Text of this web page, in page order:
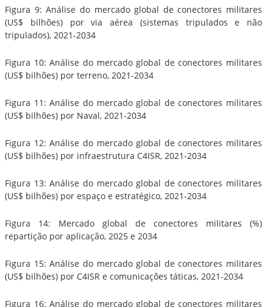
Figura 9: Análise do mercado global de conectores militares
(US$ bilhões) por via aérea (sistemas tripulados e não
tripulados), 2021-2034
Figura 10: Análise do mercado global de conectores militares
(US$ bilhões) por terreno, 2021-2034
Figura 11: Análise do mercado global de conectores militares
(US$ bilhões) por Naval, 2021-2034
Figura 12: Análise do mercado global de conectores militares
(US$ bilhões) por infraestrutura C4ISR, 2021-2034
Figura 13: Análise do mercado global de conectores militares
(US$ bilhões) por espaço e estratégico, 2021-2034
Figura 14: Mercado global de conectores militares (%)
repartição por aplicação, 2025 e 2034
Figura 15: Análise do mercado global de conectores militares
(US$ bilhões) por C4ISR e comunicações táticas, 2021-2034
Figura 16: Análise do mercado global de conectores militares